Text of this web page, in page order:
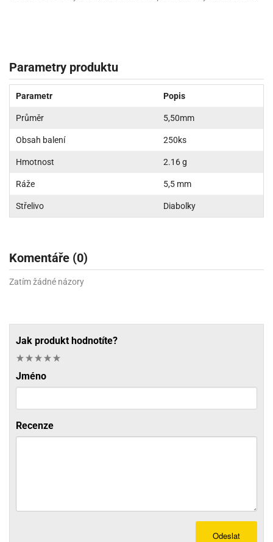
Parametry produktu
Parametr Popis
Průměr 5,50mm
Obsah balení 250ks
Hmotnost 2.16 g
Ráže 5,5 mm
Střelivo Diabolky
Komentáře (0)
Zatím žádné názory
Jak produkt hodnotíte?
Jméno
Recenze
Odeslat